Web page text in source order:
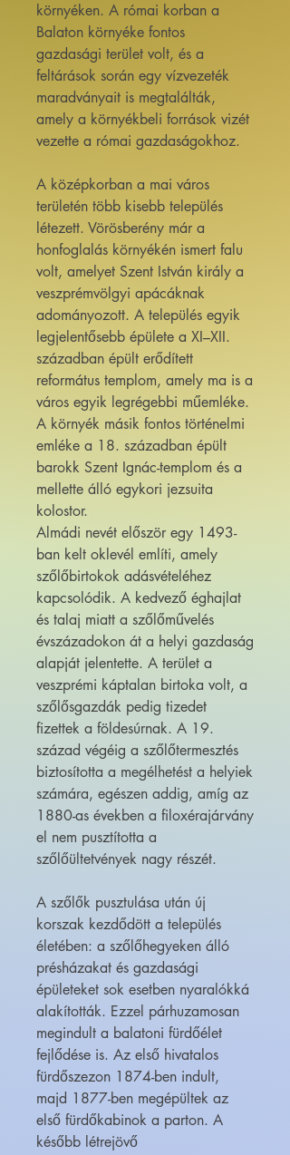
környéken. A római korban a
Balaton környéke fontos
gazdasági terület volt, és a
feltárások során egy vízvezeték
maradványait is megtalálták,
amely a környékbeli források vizét
vezette a római gazdaságokhoz.
A középkorban a mai város
területén több kisebb település
létezett. Vörösberény már a
honfoglalás környékén ismert falu
volt, amelyet Szent István király a
veszprémvölgyi apácáknak
adományozott. A település egyik
legjelentősebb épülete a XI–XII.
században épült erődített
református templom, amely ma is a
város egyik legrégebbi műemléke.
A környék másik fontos történelmi
emléke a 18. században épült
barokk Szent Ignác-templom és a
mellette álló egykori jezsuita
kolostor.
Almádi nevét először egy 1493-
ban kelt oklevél említi, amely
szőlőbirtokok adásvételéhez
kapcsolódik. A kedvező éghajlat
és talaj miatt a szőlőművelés
évszázadokon át a helyi gazdaság
alapját jelentette. A terület a
veszprémi káptalan birtoka volt, a
szőlősgazdák pedig tizedet
fizettek a földesúrnak. A 19.
század végéig a szőlőtermesztés
biztosította a megélhetést a helyiek
számára, egészen addig, amíg az
1880-as években a filoxérajárvány
el nem pusztította a
szőlőültetvények nagy részét.
A szőlők pusztulása után új
korszak kezdődött a település
életében: a szőlőhegyeken álló
présházakat és gazdasági
épületeket sok esetben nyaralókká
alakították. Ezzel párhuzamosan
megindult a balatoni fürdőélet
fejlődése is. Az első hivatalos
fürdőszezon 1874-ben indult,
majd 1877-ben megépültek az
első fürdőkabinok a parton. A
később létrejövő